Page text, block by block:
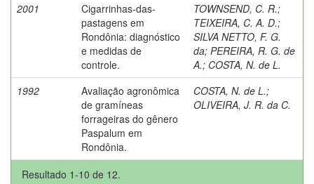
2001
Cigarrinhas-das-
pastagens em
Rondônia: diagnóstico
e medidas de
controle.
TOWNSEND, C. R.;
TEIXEIRA, C. A. D.;
SILVA NETTO, F. G.
da; PEREIRA, R. G. de
A.; COSTA, N. de L.
1992
Avaliação agronômica
de gramíneas
forrageiras do gênero
Paspalum em
Rondônia.
COSTA, N. de L.;
OLIVEIRA, J. R. da C.
Resultado 1-10 de 12.